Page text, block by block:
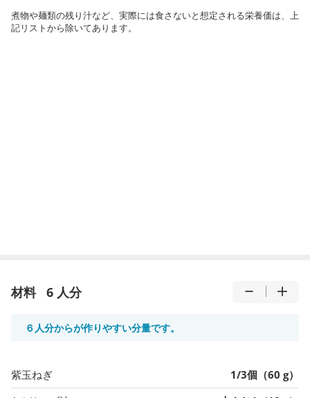
煮物や麺類の残り汁など、実際には食さないと想定される栄養価は、上
記リストから除いてあります。
材料 6 人分
６人分からが作りやすい分量です。
紫玉ねぎ
1/3個（60 g）